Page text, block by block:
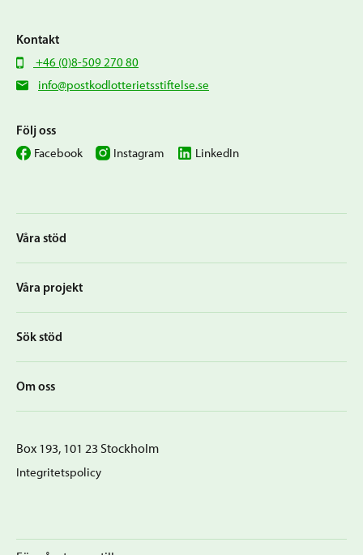
Våra stöd
Våra projekt
Sök stöd
Om oss
Kontakt
+46 (0)8-509 270 80
info@postkodlotterietsstiftelse.se
Följ oss
Facebook Instagram LinkedIn
Box 193, 101 23 Stockholm
Integritetspolicy